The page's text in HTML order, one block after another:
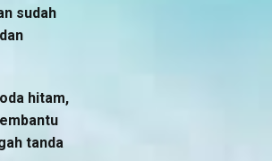
sudah
hitam,
tanda